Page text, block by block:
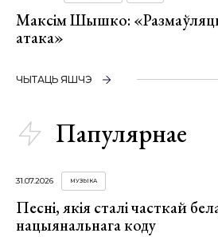
Максім Шышко:
атака»
ЧЫТАЦЬ ЯШЧЭ
Папулярнае
31.07.2026 МУЗЫКА
Песні, якія сталі часткай
нацыянальнага коду